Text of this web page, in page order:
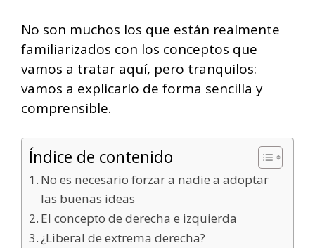
No son muchos los que están realmente
familiarizados con los conceptos que
vamos a tratar aquí, pero tranquilos:
vamos a explicarlo de forma sencilla y
comprensible.
Índice de contenido
No es necesario forzar a nadie a adoptar
las buenas ideas
El concepto de derecha e izquierda
¿Liberal de extrema derecha?